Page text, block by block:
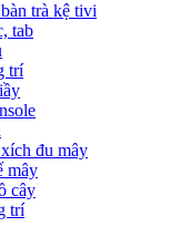
trà kệ tivi
tab
trí
đu mây
mây
cây
trí